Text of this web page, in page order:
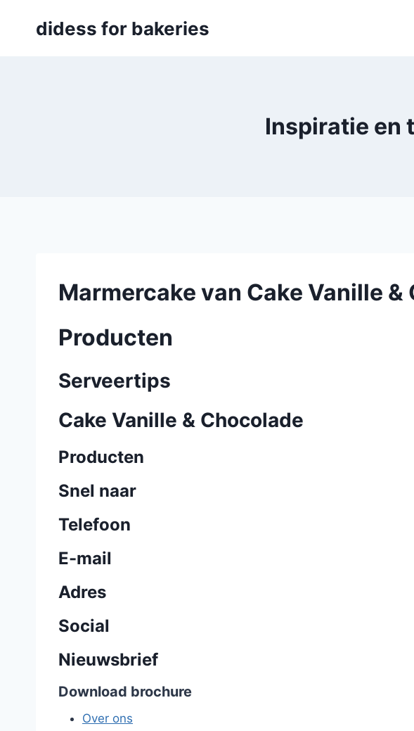
didess for bakeries
Inspiratie en
Marmercake van Cake Vanille &
Producten
Serveertips
Cake Vanille & Chocolade
Producten
Snel naar
Telefoon
E-mail
Adres
Social
Nieuwsbrief
Download brochure
Over ons